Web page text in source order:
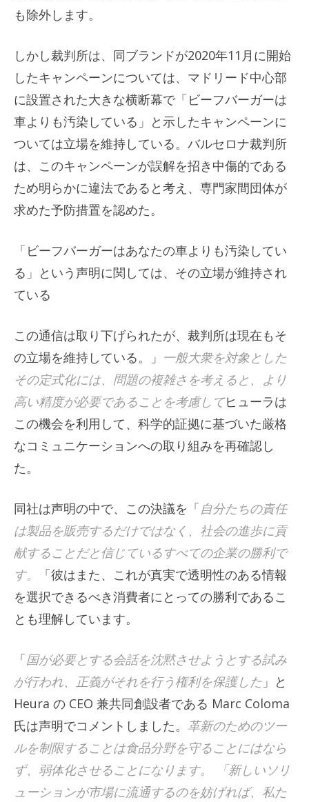
も除外します。
しかし裁判所は、同ブランドが2020年11月に開始
したキャンペーンについては、マドリード中心部
に設置された大きな横断幕で「ビーフバーガーは
車よりも汚染している」と示したキャンペーンに
ついては立場を維持している。バルセロナ裁判所
は、このキャンペーンが誤解を招き中傷的である
ため明らかに違法であると考え、専門家間団体が
求めた予防措置を認めた。
「ビーフバーガーはあなたの車よりも汚染してい
る」という声明に関しては、その立場が維持され
ている
この通信は取り下げられたが、裁判所は現在もそ
の立場を維持している。」 一般大衆を対象とした
その定式化には、問題の複雑さを考えると、より
高い精度が必要であることを考慮してヒューラは
この機会を利用して、科学的証拠に基づいた厳格
なコミュニケーションへの取り組みを再確認し
た。
同社は声明の中で、この決議を「自分たちの責任
は製品を販売するだけではなく、社会の進歩に貢
献することだと信じているすべての企業の勝利で
す。
「彼はまた、これが真実で透明性のある情報
を選択できるべき消費者にとっての勝利であるこ
とも理解しています。
「国が必要とする会話を沈黙させようとする試み
が行われ、正義がそれを行う権利を保護した 」と
Heura の CEO 兼共同創設者である Marc Coloma
氏は声明でコメントしました。 革新のためのツー
ルを制限することは食品分野を守ることにはなら
ず、弱体化させることになります。 「新しいソリ
ューションが市場に流通するのを妨げれば、私た